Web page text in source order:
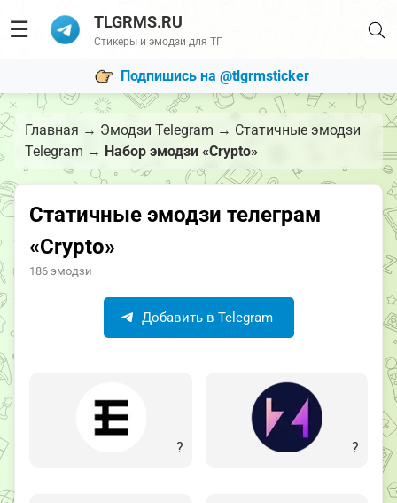
☰ TLGRMS.RU
Стикеры и эмодзи для ТГ
Подпишись на @tlgrmsticker
Главная → Эмодзи Telegram → Статичные эмодзи
Telegram → Набор эмодзи «Crypto»
Статичные эмодзи телеграм
«Crypto»
186 эмодзи
Добавить в Telegram
? ?